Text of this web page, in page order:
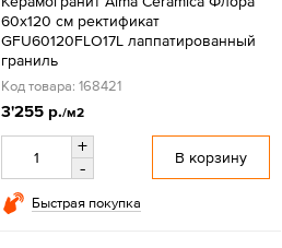
60x120 см ректификат
GFU60120FLO17L лаппатированный
граниль
Код товара: 168421
3'255 р./м2
+
-
В корзину
Быстрая покупка